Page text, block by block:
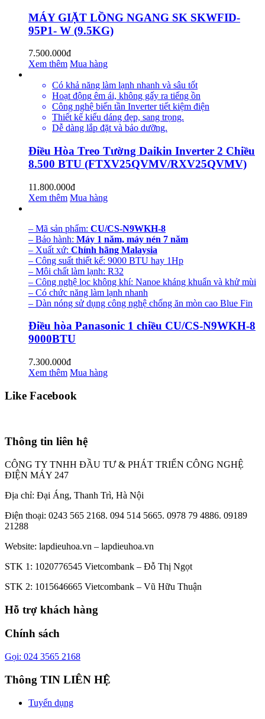
MÁY GIẶT LỒNG NGANG SK SKWFID-
95P1- W (9.5KG)
7.500.000đ
Xem thêm Mua hàng
Có khả năng làm lạnh nhanh và sâu tốt
Hoạt động êm ái, không gấy ra tiếng ồn
Công nghệ biến tần Inverter tiết kiệm điện
Thiết kế kiểu dáng đẹp, sang trọng.
Dễ dàng lắp đặt và bảo dưỡng.
Điều Hòa Treo Tường Daikin Inverter 2 Chiều
8.500 BTU (FTXV25QVMV/RXV25QVMV)
11.800.000đ
Xem thêm Mua hàng
– Mã sản phẩm: CU/CS-N9WKH-8
– Bảo hành: Máy 1 năm, máy nén 7 năm
– Xuất xứ: Chính hãng Malaysia
– Công suất thiết kế: 9000 BTU hay 1Hp
– Môi chất làm lạnh: R32
– Công nghệ lọc không khí: Nanoe kháng khuẩn và khử mùi
– Có chức năng làm lạnh nhanh
– Dàn nóng sử dụng công nghệ chống ăn mòn cao Blue Fin
Điều hòa Panasonic 1 chiều CU/CS-N9WKH-8
9000BTU
7.300.000đ
Xem thêm Mua hàng
Like Facebook
Thông tin liên hệ
CÔNG TY TNHH ĐẦU TƯ & PHÁT TRIỂN CÔNG NGHỆ
ĐIỆN MÁY 247
Địa chỉ: Đại Áng, Thanh Trì, Hà Nội
Điện thoại: 0243 565 2168. 094 514 5665. 0978 79 4886. 09189
21288
Website: lapdieuhoa.vn – lapdieuhoa.vn
STK 1: 1020776545 Vietcombank – Đỗ Thị Ngọt
STK 2: 1015646665 Vietcombank – Vũ Hữu Thuận
Hỗ trợ khách hàng
Chính sách
Gọi: 024 3565 2168
Thông TIN LIÊN HỆ
Tuyển dụng